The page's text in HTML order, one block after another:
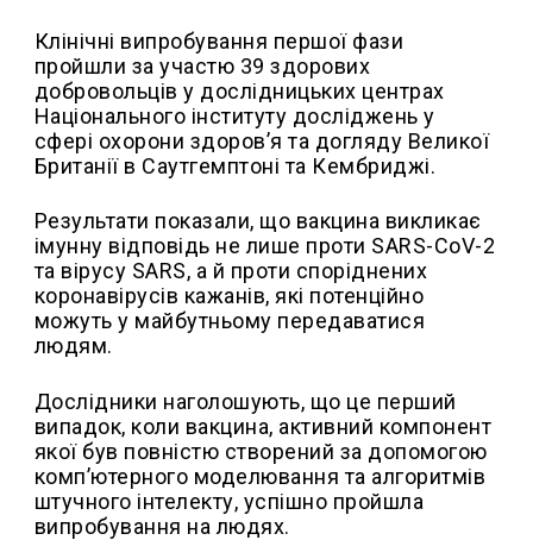
Клінічні випробування першої фази
пройшли за участю 39 здорових
добровольців у дослідницьких центрах
Національного інституту досліджень у
сфері охорони здоров’я та догляду Великої
Британії в Саутгемптоні та Кембриджі.
Результати показали, що вакцина викликає
імунну відповідь не лише проти SARS-CoV-2
та вірусу SARS, а й проти споріднених
коронавірусів кажанів, які потенційно
можуть у майбутньому передаватися
людям.
Дослідники наголошують, що це перший
випадок, коли вакцина, активний компонент
якої був повністю створений за допомогою
комп’ютерного моделювання та алгоритмів
штучного інтелекту, успішно пройшла
випробування на людях.